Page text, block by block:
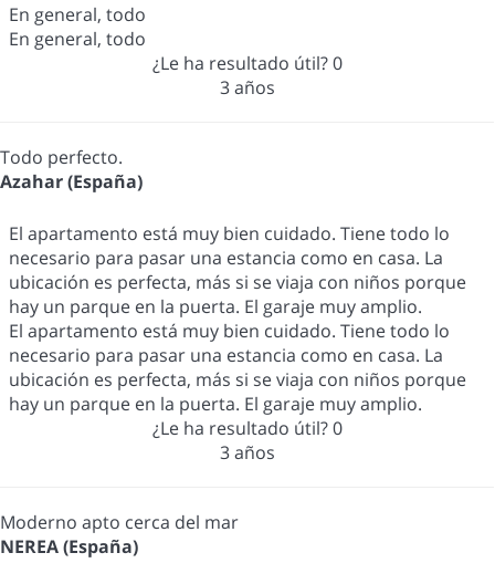
En general, todo
En general, todo
¿Le ha resultado útil?0
3 años
Todo perfecto.
Azahar (España)
El apartamento está muy bien cuidado. Tiene todo lo
necesario para pasar una estancia como en casa. La
ubicación es perfecta, más si se viaja con niños porque
hay un parque en la puerta. El garaje muy amplio.
El apartamento está muy bien cuidado. Tiene todo lo
necesario para pasar una estancia como en casa. La
ubicación es perfecta, más si se viaja con niños porque
hay un parque en la puerta. El garaje muy amplio.
¿Le ha resultado útil?0
3 años
Moderno apto cerca del mar
NEREA (España)